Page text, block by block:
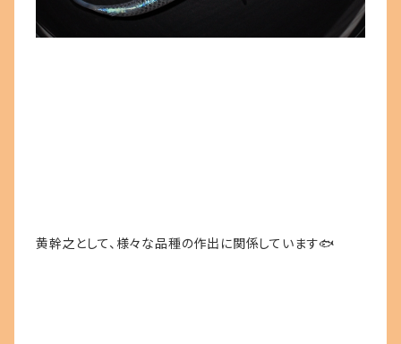
黄幹之として、様々な品種の作出に関係しています🐟